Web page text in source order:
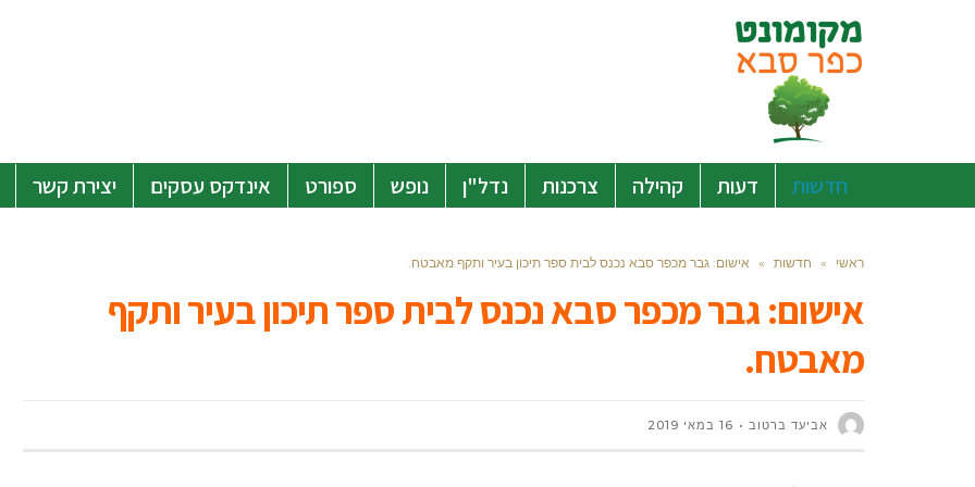
חדשות דעות קהילה צרכנות נדל"ן נופש ספורט אינדקס עסקים יצירת קשר
ראשי » חדשות » אישום: גבר מכפר סבא נכנס לבית ספר תיכון בעיר ותקף מאבטח.
אישום: גבר מכפר סבא נכנס לבית ספר תיכון בעיר ותקף
מאבטח.
אביעד ברטוב 16 במאי 2019